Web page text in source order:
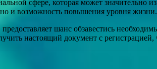
сфере, которая может значительно
и возможность повышения уровня жизни.
шанс обзавестись
настоящий документ с регистрацией,